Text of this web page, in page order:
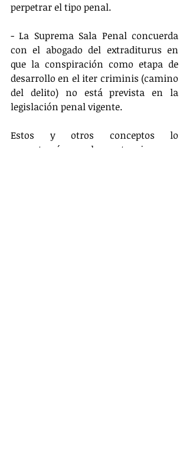
perpetrar el tipo penal.
- La Suprema Sala Penal concuerda
con el abogado del extraditurus en
que la conspiración como etapa de
desarrollo en el iter criminis (camino
del delito) no está prevista en la
legislación penal vigente.
Estos y otros conceptos lo
encontrarán en la sentencia, cuyo